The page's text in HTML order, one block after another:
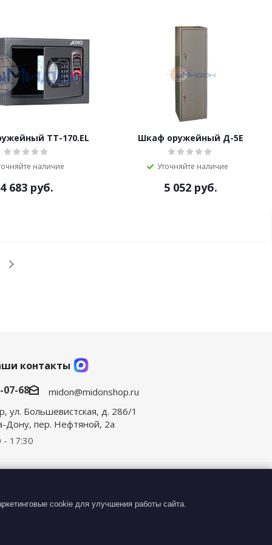
TT-170.EL
наличие
4 683руб.
Шкаф оружейный Д-5Е
Уточняйте наличие
5 052руб.
контакты
07-68
midon@midonshop.ru
ул. Большевистская, д. 286/1
Дону, пер. Нефтяной, 2а
17:30
иное использование информации и объектов без
cookie для улучшения работы сайта.